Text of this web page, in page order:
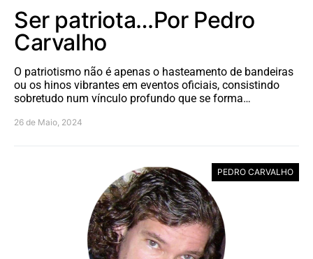
Ser patriota…Por Pedro
Carvalho
O patriotismo não é apenas o hasteamento de bandeiras
ou os hinos vibrantes em eventos oficiais, consistindo
sobretudo num vínculo profundo que se forma…
26 de Maio, 2024
PEDRO CARVALHO